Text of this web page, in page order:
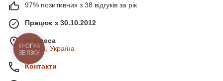
97% позитивних з 38 відгуків за рік
Працює з 30.10.2012
м. Одеса
Одеса, Україна
Контакти
КНОПКА
ЗВ'ЯЗКУ